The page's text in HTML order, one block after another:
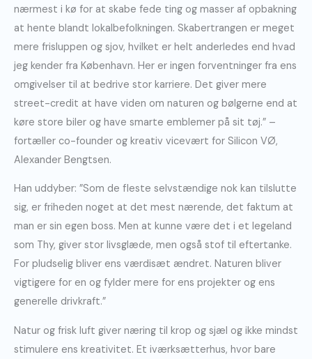
nærmest i kø for at skabe fede ting og masser af opbakning
at hente blandt lokalbefolkningen. Skabertrangen er meget
mere frisluppen og sjov, hvilket er helt anderledes end hvad
jeg kender fra København. Her er ingen forventninger fra ens
omgivelser til at bedrive stor karriere. Det giver mere
street-credit at have viden om naturen og bølgerne end at
køre store biler og have smarte emblemer på sit tøj.” –
fortæller co-founder og kreativ vicevært for Silicon VØ,
Alexander Bengtsen.
Han uddyber: ”Som de fleste selvstændige nok kan tilslutte
sig, er friheden noget at det mest nærende, det faktum at
man er sin egen boss. Men at kunne være det i et legeland
som Thy, giver stor livsglæde, men også stof til eftertanke.
For pludselig bliver ens værdisæt ændret. Naturen bliver
vigtigere for en og fylder mere for ens projekter og ens
generelle drivkraft.”
Natur og frisk luft giver næring til krop og sjæl og ikke mindst
stimulere ens kreativitet. Et iværksætterhus, hvor bare